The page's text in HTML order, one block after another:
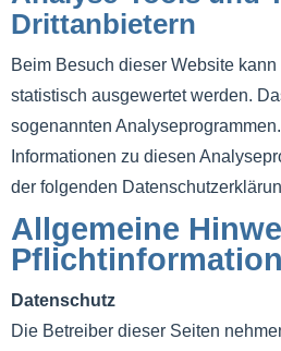
Drittanbietern
Beim Besuch dieser Website kann
statistisch ausgewertet werden.
sogenannten
Informationen zu diesen
der folgenden
Allgemeine
Datenschutz
Die Betreiber dieser Seiten